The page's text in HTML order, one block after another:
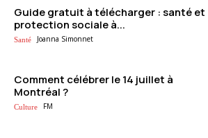
Guide gratuit à télécharger : santé et
protection sociale à...
Santé Joanna Simonnet
Comment célébrer le 14 juillet à
Montréal ?
Culture FM